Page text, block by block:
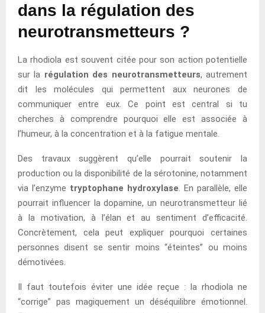
dans la régulation des
neurotransmetteurs ?
La rhodiola est souvent citée pour son action potentielle
sur la régulation des neurotransmetteurs, autrement
dit les molécules qui permettent aux neurones de
communiquer entre eux. Ce point est central si tu
cherches à comprendre pourquoi elle est associée à
l’humeur, à la concentration et à la fatigue mentale.
Des travaux suggèrent qu’elle pourrait soutenir la
production ou la disponibilité de la sérotonine, notamment
via l’enzyme tryptophane hydroxylase . En parallèle, elle
pourrait influencer la dopamine, un neurotransmetteur lié
à la motivation, à l’élan et au sentiment d’efficacité.
Concrètement, cela peut expliquer pourquoi certaines
personnes disent se sentir moins “éteintes” ou moins
démotivées.
Il faut toutefois éviter une idée reçue : la rhodiola ne
“corrige” pas magiquement un déséquilibre émotionnel.